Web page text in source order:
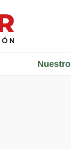
Nuestro